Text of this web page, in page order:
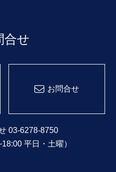
合せ
お問合せ
03-6278-8750
平日・土曜）